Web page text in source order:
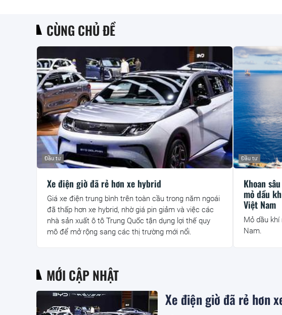
CÙNG CHỦ ĐỀ
Xe điện giờ đã rẻ hơn xe hybrid
Đầu tư
Giá xe điện trung bình trên toàn cầu trong năm ngoái
đã thấp hơn xe hybrid, nhờ giá pin giảm và việc các
nhà sản xuất ô tô Trung Quốc tận dụng lợi thế quy
mô để mở rộng sang các thị trường mới nổi.
Khoan
mỏ dầu
Việt Nam
Đầu tư
Mỏ dầu
Nam.
MỚI CẬP NHẬT
Xe điện giờ đã rẻ hơn